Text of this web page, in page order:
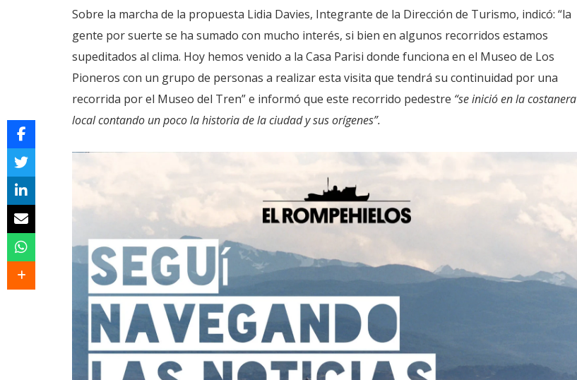
Sobre la marcha de la propuesta Lidia Davies, Integrante de la Dirección de Turismo, indicó: “la
gente por suerte se ha sumado con mucho interés, si bien en algunos recorridos estamos
supeditados al clima. Hoy hemos venido a la Casa Parisi donde funciona en el Museo de Los
Pioneros con un grupo de personas a realizar esta visita que tendrá su continuidad por una
recorrida por el Museo del Tren” e informó que este recorrido pedestre “se inició en la costanera
local contando un poco la historia de la ciudad y sus orígenes”.